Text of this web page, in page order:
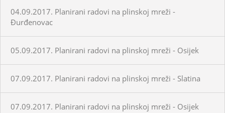
04.09.2017. Planirani radovi na plinskoj mreži -
Đurđenovac
05.09.2017. Planirani radovi na plinskoj mreži - Osijek
07.09.2017. Planirani radovi na plinskoj mreži - Slatina
07.09.2017. Planirani radovi na plinskoj mreži - Osijek